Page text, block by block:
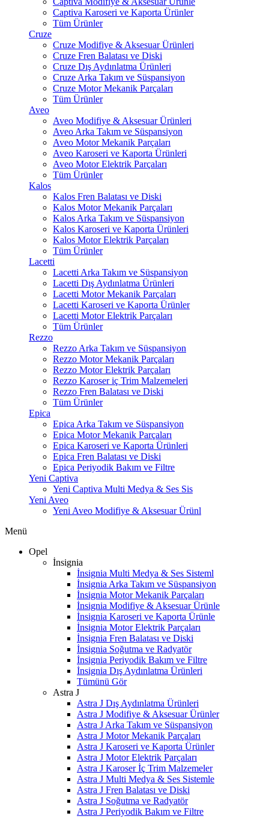
Captiva Karoseri ve Kaporta Ürünler
Tüm Ürünler
Cruze
Cruze Modifiye & Aksesuar Ürünleri
Cruze Fren Balatası ve Diski
Cruze Dış Aydınlatma Ürünleri
Cruze Arka Takım ve Süspansiyon
Cruze Motor Mekanik Parçaları
Tüm Ürünler
Aveo
Aveo Modifiye & Aksesuar Ürünleri
Aveo Arka Takım ve Süspansiyon
Aveo Motor Mekanik Parçaları
Aveo Karoseri ve Kaporta Ürünleri
Aveo Motor Elektrik Parçaları
Tüm Ürünler
Kalos
Kalos Fren Balatası ve Diski
Kalos Motor Mekanik Parçaları
Kalos Arka Takım ve Süspansiyon
Kalos Karoseri ve Kaporta Ürünleri
Kalos Motor Elektrik Parçaları
Tüm Ürünler
Lacetti
Lacetti Arka Takım ve Süspansiyon
Lacetti Dış Aydınlatma Ürünleri
Lacetti Motor Mekanik Parçaları
Lacetti Karoseri ve Kaporta Ürünler
Lacetti Motor Elektrik Parçaları
Tüm Ürünler
Rezzo
Rezzo Arka Takım ve Süspansiyon
Rezzo Motor Mekanik Parçaları
Rezzo Motor Elektrik Parçaları
Rezzo Karoser iç Trim Malzemeleri
Rezzo Fren Balatası ve Diski
Tüm Ürünler
Epica
Epica Arka Takım ve Süspansiyon
Epica Motor Mekanik Parçaları
Epica Karoseri ve Kaporta Ürünleri
Epica Fren Balatası ve Diski
Epica Periyodik Bakım ve Filtre
Yeni Captiva
Yeni Captiva Multi Medya & Ses Sis
Yeni Aveo
Yeni Aveo Modifiye & Aksesuar Ürünl
Menü
Opel
İnsignia
İnsignia Multi Medya & Ses Sisteml
İnsignia Arka Takım ve Süspansiyon
İnsignia Motor Mekanik Parçaları
İnsignia Modifiye & Aksesuar Ürünle
İnsignia Karoseri ve Kaporta Ürünle
İnsignia Motor Elektrik Parçaları
İnsignia Fren Balatası ve Diski
İnsignia Soğutma ve Radyatör
İnsignia Periyodik Bakım ve Filtre
İnsignia Dış Aydınlatma Ürünleri
Tümünü Gör
Astra J
Astra J Dış Aydınlatma Ürünleri
Astra J Modifiye & Aksesuar Ürünler
Astra J Arka Takım ve Süspansiyon
Astra J Motor Mekanik Parçaları
Astra J Karoseri ve Kaporta Ürünler
Astra J Motor Elektrik Parçaları
Astra J Karoser İç Trim Malzemeler
Astra J Multi Medya & Ses Sistemle
Astra J Fren Balatası ve Diski
Astra J Soğutma ve Radyatör
Astra J Periyodik Bakım ve Filtre